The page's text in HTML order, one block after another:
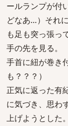
ールランプが付
どなあ…）それ
も足も突っ張っ
手の先を見る。
手首に紐が巻き
も？？？）
正気に返った有
に気づき、思わ
上げようとした